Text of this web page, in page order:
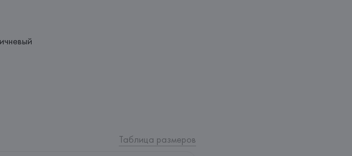
Таблица размеров